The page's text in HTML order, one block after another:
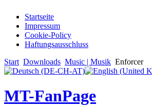
Startseite
Impressum
Cookie-Policy
Haftungsausschluss
Start Downloads Music | Musik Enforcer
MT-FanPage